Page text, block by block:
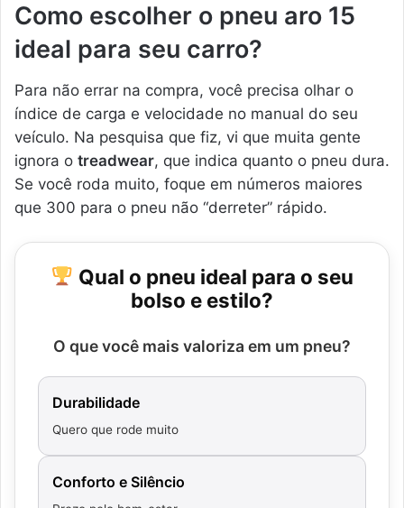
Como escolher o pneu aro 15
ideal para seu carro?
Para não errar na compra, você precisa olhar o
índice de carga e velocidade no manual do seu
veículo. Na pesquisa que fiz, vi que muita gente
ignora o treadwear, que indica quanto o pneu dura.
Se você roda muito, foque em números maiores
que 300 para o pneu não “derreter” rápido.
Qual o pneu ideal para o seu
bolso e estilo?
O que você mais valoriza em um pneu?
Durabilidade
Quero que rode muito
Conforto e Silêncio